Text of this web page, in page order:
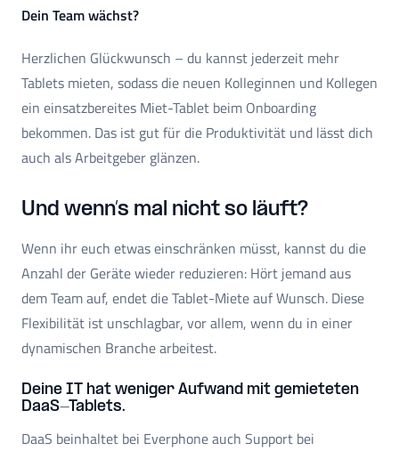
Dein Team wächst?
Herzlichen Glückwunsch – du kannst jederzeit mehr
Tablets mieten, sodass die neuen Kolleginnen und Kollegen
ein einsatzbereites Miet-Tablet beim Onboarding
bekommen. Das ist gut für die Produktivität und lässt dich
auch als Arbeitgeber glänzen.
Und wenn’s mal nicht so läuft?
Wenn ihr euch etwas einschränken müsst, kannst du die
Anzahl der Geräte wieder reduzieren: Hört jemand aus
dem Team auf, endet die Tablet-Miete auf Wunsch. Diese
Flexibilität ist unschlagbar, vor allem, wenn du in einer
dynamischen Branche arbeitest.
Deine IT hat weniger Aufwand mit gemieteten
DaaS-Tablets.
DaaS beinhaltet bei Everphone auch Support bei